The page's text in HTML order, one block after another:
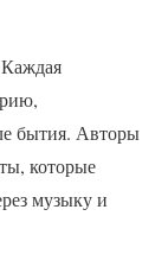
бытия. Авторы
которые
музыку и